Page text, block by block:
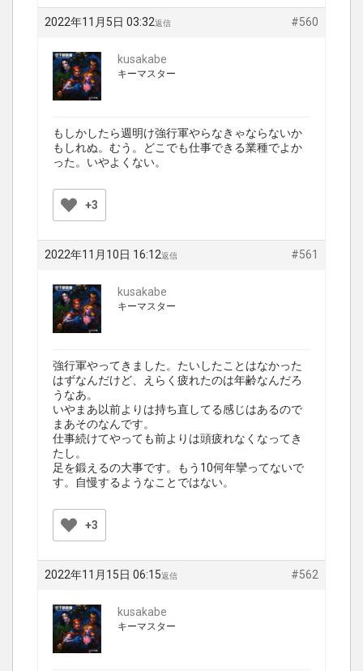
2022年11月5日 03:32 #560
返信
kusakabe
キーマスター
もしかしたら週明け強行軍やらなきゃならないか
もしれぬ。むう。どこでも仕事できる業種でよか
った。いやよくない。
+3
2022年11月10日 16:12 #561
返信
kusakabe
キーマスター
強行軍やってきました。たいしたことはなかった
はずなんだけど、えらく疲れたのは年齢なんだろ
うなあ。
いやまあ以前よりは持ち直してる感じはあるので
まあそのなんです。
仕事続けてやっても前よりは頭疲れなくなってき
たし。
足を鍛えるの大事です。もう10何年攣ってないで
す。自慢するようなことではない。
+3
2022年11月15日 06:15 #562
返信
kusakabe
キーマスター